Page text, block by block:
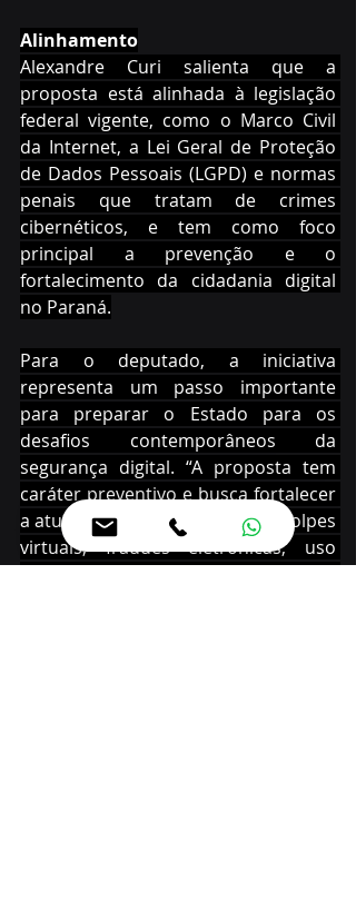
Alinhamento
Alexandre Curi salienta que a
proposta está alinhada à legislação
federal vigente, como o Marco Civil
da Internet, a Lei Geral de Proteção
de Dados Pessoais (LGPD) e normas
penais que tratam de crimes
cibernéticos, e tem como foco
principal a prevenção e o
fortalecimento da cidadania digital
no Paraná.
Para o deputado, a iniciativa
representa um passo importante
para preparar o Estado para os
desafios contemporâneos da
segurança digital. “A proposta tem
caráter preventivo e busca fortalecer
a atuação do Estado diante de golpes
virtuais, fraudes eletrônicas, uso
indevido de dados pessoais e crimes